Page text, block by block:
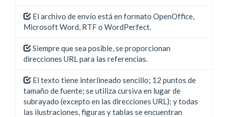
El archivo de envío está en formato OpenOffice,
Microsoft Word, RTF o WordPerfect.
Siempre que sea posible, se proporcionan
direcciones URL para las referencias.
El texto tiene interlineado sencillo; 12 puntos de
tamaño de fuente; se utiliza cursiva en lugar de
subrayado (excepto en las direcciones URL); y todas
las ilustraciones, figuras y tablas se encuentran